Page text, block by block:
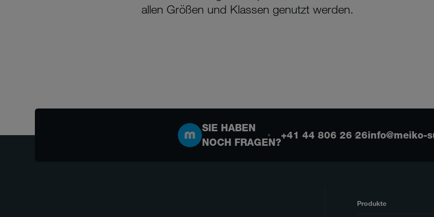
allen Größen und Klassen genutzt werden.
SIE HABEN
NOCH FRAGEN?
+41 44 806 26 26info@meiko-
Produkte